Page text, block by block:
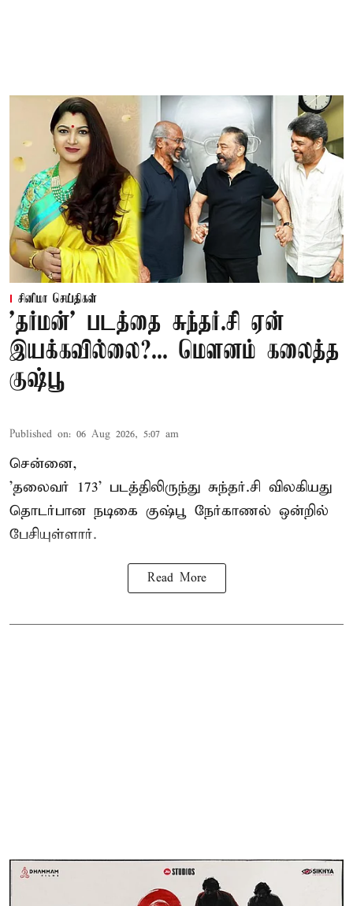
சினிமா செய்திகள்
'தர்மன்' படத்தை சுந்தர்.சி ஏன்
இயக்கவில்லை?... மௌனம் கலைத்த
குஷ்பூ
Published on: 06 Aug 2026, 5:07 am
சென்னை,
'தலைவர் 173' படத்திலிருந்து சுந்தர்.சி விலகியது
தொடர்பான நடிகை குஷ்பூ நேர்காணல் ஒன்றில்
பேசியுள்ளார்.
Read More